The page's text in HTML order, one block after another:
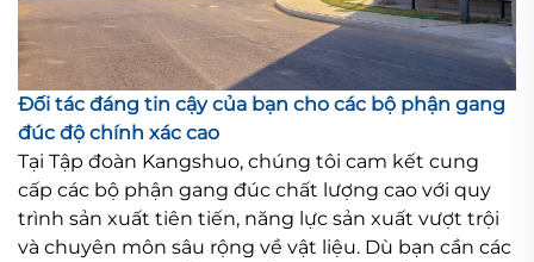
Đối tác đáng tin cậy của bạn cho các bộ phận gang
đúc độ chính xác cao
Tại Tập đoàn Kangshuo, chúng tôi cam kết cung
cấp các bộ phận gang đúc chất lượng cao với quy
trình sản xuất tiên tiến, năng lực sản xuất vượt trội
và chuyên môn sâu rộng về vật liệu. Dù bạn cần các